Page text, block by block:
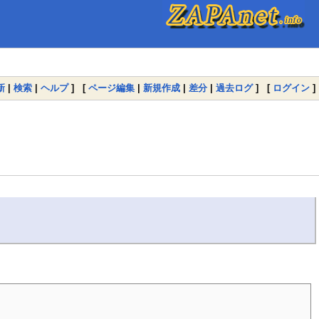
| 検索 | ヘルプ] [ ページ編集 | 新規作成 | 差分 | 過去ログ] [ ログイン ]